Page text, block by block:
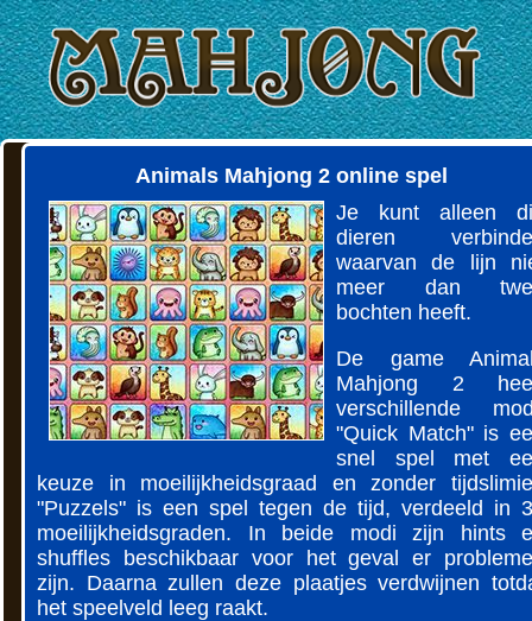
Animals Mahjong 2 online spel
Je kunt alleen
dieren
waarvan de lijn
meer dan
bochten heeft.
De game
Mahjong 2
verschillende
"Quick Match" is
snel spel met
keuze in moeilijkheidsgraad en zonder
"Puzzels" is een spel tegen de tijd, verdeeld in
moeilijkheidsgraden. In beide modi zijn hints
shuffles beschikbaar voor het geval er
zijn. Daarna zullen deze plaatjes verdwijnen
het speelveld leeg raakt.